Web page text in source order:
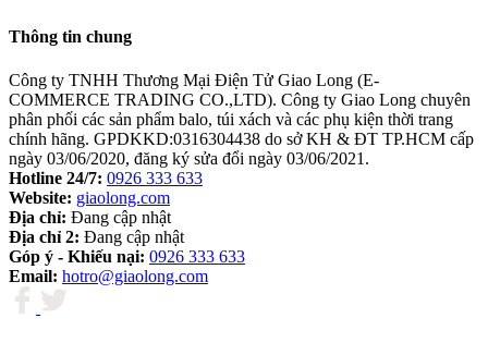
Thông tin chung
Công ty TNHH Thương Mại Điện Tử Giao Long (E-
COMMERCE TRADING CO.,LTD). Công ty Giao Long chuyên
phân phối các sản phẩm balo, túi xách và các phụ kiện thời trang
chính hãng. GPDKKD:0316304438 do sở KH & ĐT TP.HCM cấp
ngày 03/06/2020, đăng ký sửa đổi ngày 03/06/2021.
Hotline 24/7: 0926 333 633
Website: giaolong.com
Địa chỉ: Đang cập nhật
Địa chỉ 2: Đang cập nhật
Góp ý - Khiếu nại: 0926 333 633
Email: hotro@giaolong.com